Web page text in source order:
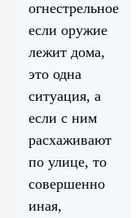
огнестрельное,
если оружие
лежит дома,
это одна
ситуация, а
если с ним
расхаживают
по улице, то
совершенно
иная,